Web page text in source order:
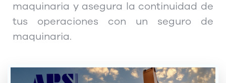
maquinaria y asegura la continuidad de
tus operaciones con un seguro de
maquinaria.